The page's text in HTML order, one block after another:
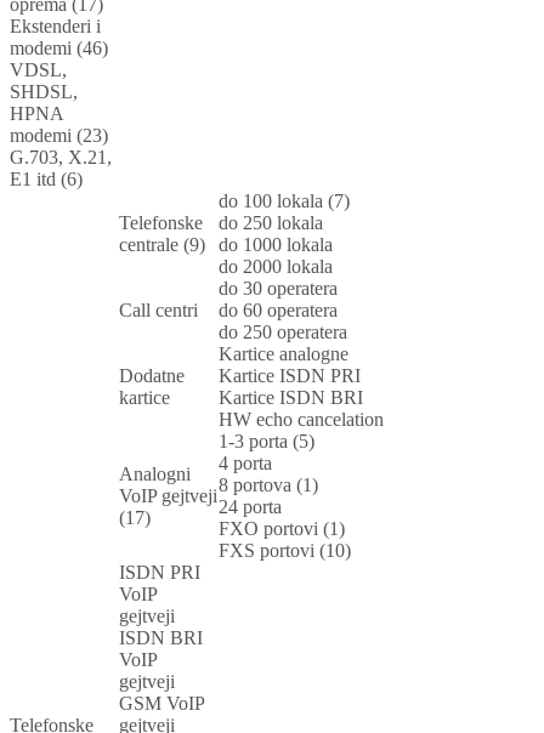
oprema (17)
Ekstenderi i
modemi (46)
VDSL,
SHDSL,
HPNA
modemi (23)
G.703, X.21,
E1 itd (6)
Telefonske
Telefonske
centrale (9)
do 100 lokala (7)
do 250 lokala
do 1000 lokala
do 2000 lokala
Call centri
do 30 operatera
do 60 operatera
do 250 operatera
Dodatne
kartice
Kartice analogne
Kartice ISDN PRI
Kartice ISDN BRI
HW echo cancelation
Analogni
VoIP gejtveji
(17)
1-3 porta (5)
4 porta
8 portova (1)
24 porta
FXO portovi (1)
FXS portovi (10)
ISDN PRI
VoIP
gejtveji
ISDN BRI
VoIP
gejtveji
GSM VoIP
gejtveji